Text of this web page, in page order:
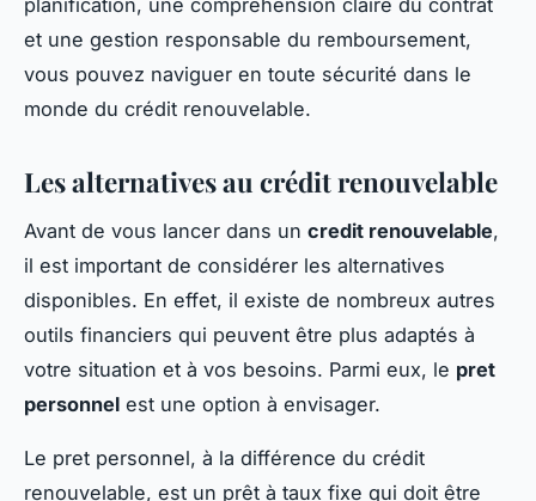
et une gestion responsable du remboursement,
vous pouvez naviguer en toute sécurité dans le
monde du crédit renouvelable.
Les alternatives au crédit renouvelable
Avant de vous lancer dans un credit renouvelable,
il est important de considérer les alternatives
disponibles. En effet, il existe de nombreux autres
outils financiers qui peuvent être plus adaptés à
votre situation et à vos besoins. Parmi eux, le pret
personnel est une option à envisager.
Le pret personnel, à la différence du crédit
renouvelable, est un prêt à taux fixe qui doit être